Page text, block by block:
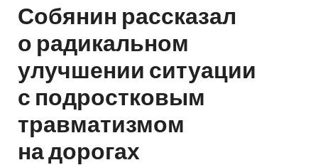
Собянин рассказал
о радикальном
улучшении ситуации
с подростковым
травматизмом
на дорогах